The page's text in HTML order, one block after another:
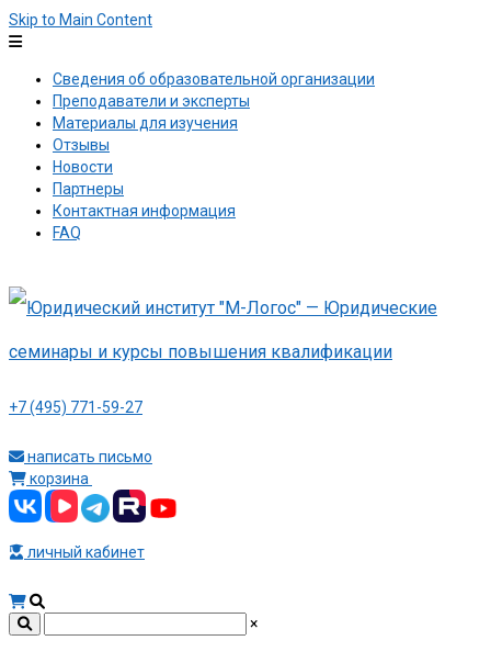
Skip to Main Content
Сведения об образовательной организации
Преподаватели и эксперты
Материалы для изучения
Отзывы
Новости
Партнеры
Контактная информация
FAQ
+7 (495) 771-59-27
написать письмо
корзина
личный кабинет
×